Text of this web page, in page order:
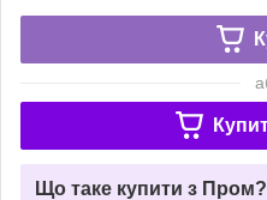
Що таке купити з Пром?